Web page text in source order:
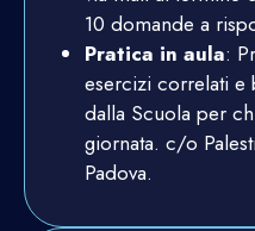
10 domande a
Pratica in aula:
esercizi correlati e
dalla Scuola per
giornata. c/o
Padova.